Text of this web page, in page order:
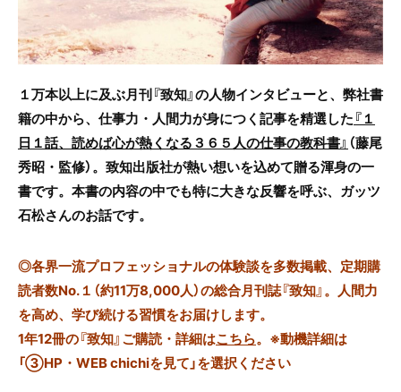
１万本以上に及ぶ月刊『致知』の人物インタビューと、弊社書
籍の中から、仕事力・人間力が身につく記事を精選した『１
日１話、読めば心が熱くなる３６５人の仕事の教科書』 （藤尾
秀昭・監修）。致知出版社が熱い想いを込めて贈る渾身の一
書です。本書の内容の中でも特に大きな反響を呼ぶ、ガッツ
石松さんのお話です。
◎各界一流プロフェッショナルの体験談を多数掲載、定期購
読者数No.１（約11万8,000人）の総合月刊誌『致知』。人間力
を高め、学び続ける習慣をお届けします。
1年12冊の『致知』ご購読・詳細はこちら。 ※動機詳細は
「③HP・WEB chichiを見て」を選択ください